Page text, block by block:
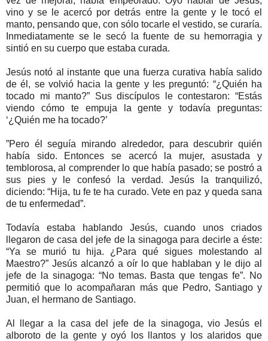
vino y se le acercó por detrás entre la gente y le tocó el
manto, pensando que, con sólo tocarle el vestido, se curaría.
Inmediatamente se le secó la fuente de su hemorragia y
sintió en su cuerpo que estaba curada.
Jesús notó al instante que una fuerza curativa había salido
de él, se volvió hacia la gente y les preguntó: “¿Quién ha
tocado mi manto?” Sus discípulos le contestaron: “Estás
viendo cómo te empuja la gente y todavía preguntas:
‘¿Quién me ha tocado?’
”Pero él seguía mirando alrededor, para descubrir quién
había sido. Entonces se acercó la mujer, asustada y
temblorosa, al comprender lo que había pasado; se postró a
sus pies y le confesó la verdad. Jesús la tranquilizó,
diciendo: “Hija, tu fe te ha curado. Vete en paz y queda sana
de tu enfermedad”.
Todavía estaba hablando Jesús, cuando unos criados
llegaron de casa del jefe de la sinagoga para decirle a éste:
“Ya se murió tu hija. ¿Para qué sigues molestando al
Maestro?” Jesús alcanzó a oír lo que hablaban y le dijo al
jefe de la sinagoga: “No temas. Basta que tengas fe”. No
permitió que lo acompañaran más que Pedro, Santiago y
Juan, el hermano de Santiago.
Al llegar a la casa del jefe de la sinagoga, vio Jesús el
alboroto de la gente y oyó los llantos y los alaridos que